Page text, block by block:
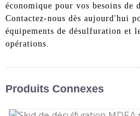
économique pour vos besoins de
Contactez-nous dès aujourd'hui
équipements de désulfuration et
opérations.
Produits Connexes